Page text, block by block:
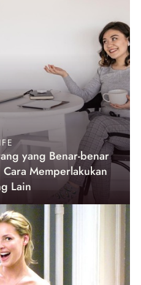
yang Benar-benar
Memperlakukan
Lain